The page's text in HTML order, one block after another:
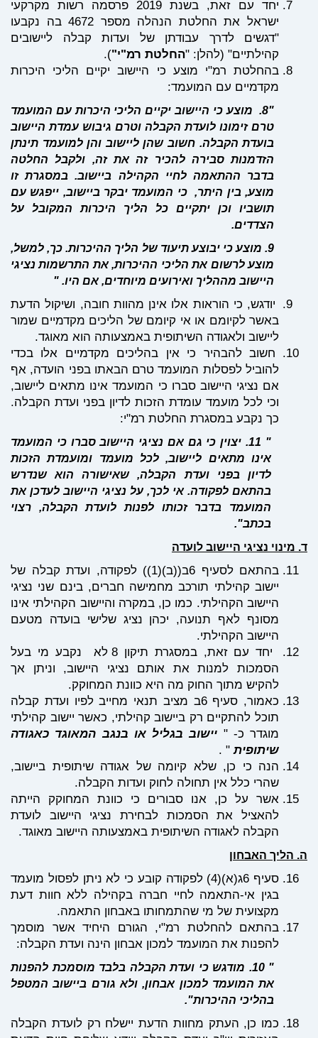
יחד עם זאת, בשנת 2019 פרסמה רשות מקרקעי
ישראל את החלטת הנהלה מספר 4672 בה נקבעו
"דגשים לדרך עבודתן של ועדות קבלה ליישובים
קהילתיים" (להלן: "החלטת רמ"י").
בהחלטת רמ"י מוצע כי היישוב יקיים הליכי היכרות
מקדמיים עם המועמד:
"8. מוצע כי היישוב יקיים הליכי היכרות עם המועמד
טרם זימונו לועדת הקבלה וטרם גיבוש עמדת היישוב
בועדת הקבלה. חשוב שהן ליישוב והן למועמד תינתן
הזדמנות סבירה להכיר זה את זה, ולקבל החלטה
בדבר ההתאמה לחיי הקהילה ביישוב. במסגרת זו
מוצע, בין היתר, כי המועמד יבקר ביישוב, ייפגש עם
תושביו וכן יתקיים כל הליך היכרות המקובל על
הצדדים.
9. מוצע כי יבוצע תיעוד של הליך ההיכרות. כך, למשל,
מוצע לרשום את הליכי ההיכרות, את התרשמות נציגי
היישוב מההליך ואירועים מיוחדים, אם היו.
"
יודגש, כי הוראות אלו אינן מהוות חובה, ושיקול הדעת
באשר לקיומם או אי קיומם של הליכים מקדמיים שמור
ליישוב ולאגודה השיתופית באמצעותה הוא מאוגד.
חשוב להבהיר כי אין בהליכים מקדמיים אלו בכדי
להוביל לפסלות המועמד טרם הבאתו בפני הועדה, אף
אם נציגי היישוב סברו כי המועמד אינו מתאים ליישוב,
וכי לכל מועמד עומדת הזכות לדיון בפני ועדת הקבלה.
כך נקבע במסגרת החלטת רמ"י:
" 11. יצוין כי גם אם נציגי היישוב סברו כי המועמד
אינו מתאים ליישוב, לכל מועמד ומועמדת הזכות
לדיון בפני ועדת הקבלה, שאישורה הוא שנדרש
בהתאם לפקודה. אי לכך, על נציגי היישוב לעדכן את
המועמד בדבר זכותו לפנות לועדת הקבלה, רצוי
בכתב".
נציגי היישוב לועדה
בהתאם לסעיף 6ב((ב)(1)) לפקודה, ועדת קבלה של
יישוב קהילתי תורכב מחמישה חברים, בינם שני נציגי
היישוב הקהילתי. כמו כן, במקרה והיישוב הקהילתי אינו
מסונף לאף תנועה, יכהן נציג שלישי בועדה מטעם
היישוב הקהילתי.
יחד עם זאת, במסגרת תיקון 8 לא נקבע מי בעל
הסמכות למנות את אותם נציגי היישוב, וניתן אך
להקיש מתוך החוק מה היא כוונת המחוקק.
כאמור, סעיף 6ב מציב תנאי מחייב לפיו ועדת קבלה
תוכל להתקיים רק ביישוב קהילתי, כאשר יישוב קהילתי
מוגדר כ- " יישוב בגליל או בנגב המאוגד כאגודה
שיתופית" .
הנה כי כן, שלא קיומה של אגודה שיתופית ביישוב,
שהרי כלל אין תחולה לחוק ועדות הקבלה.
אשר על כן, אנו סבורים כי כוונת המחוקק הייתה
להאציל את הסמכות לבחירת נציגי היישוב לועדת
הקבלה לאגודה השיתופית באמצעותה היישוב מאוגד.
האבחון
סעיף 6ג(א)(4) לפקודה קובע כי לא ניתן לפסול מועמד
בגין אי-התאמה לחיי חברה בקהילה ללא חוות דעת
מקצועית של מי שהתמחותו באבחון התאמה.
בהתאם להחלטת רמ"י, הגורם היחיד אשר מוסמך
להפנות את המועמד למכון אבחון הינה ועדת הקבלה:
10. מודגש כי ועדת הקבלה בלבד מוסמכת להפנות
את המועמד למכון אבחון, ולא גורם ביישוב המטפל
בהליכי ההיכרות".
כמו כן, העתק מחוות הדעת יישלח רק לועדת הקבלה